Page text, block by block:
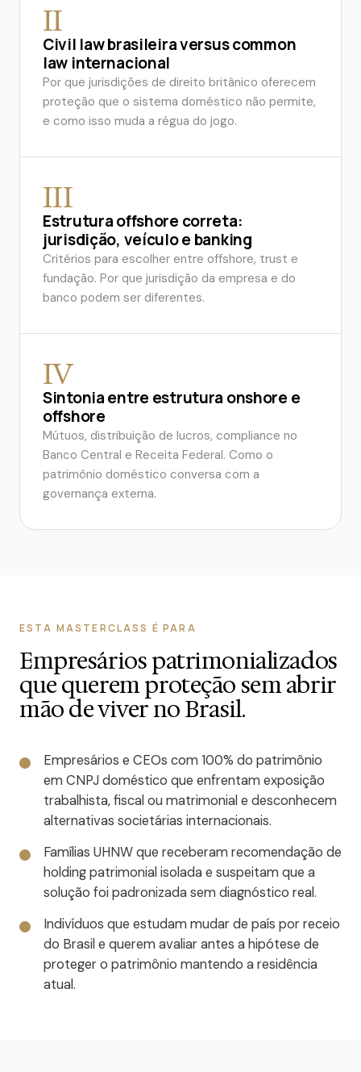
II
Civil law brasileira versus common
law internacional
Por que jurisdições de direito britânico oferecem
proteção que o sistema doméstico não permite,
e como isso muda a régua do jogo.
III
Estrutura offshore correta:
jurisdição, veículo e banking
Critérios para escolher entre offshore, trust e
fundação. Por que jurisdição da empresa e do
banco podem ser diferentes.
IV
Sintonia entre estrutura onshore e
offshore
Mútuos, distribuição de lucros, compliance no
Banco Central e Receita Federal. Como o
patrimônio doméstico conversa com a
governança externa.
ESTA MASTERCLASS É PARA
Empresários patrimonializados
que querem proteção sem abrir
mão de viver no Brasil.
Empresários e CEOs com 100% do patrimônio
em CNPJ doméstico que enfrentam exposição
trabalhista, fiscal ou matrimonial e desconhecem
alternativas societárias internacionais.
Famílias UHNW que receberam recomendação de
holding patrimonial isolada e suspeitam que a
solução foi padronizada sem diagnóstico real.
Indivíduos que estudam mudar de país por receio
do Brasil e querem avaliar antes a hipótese de
proteger o patrimônio mantendo a residência
atual.